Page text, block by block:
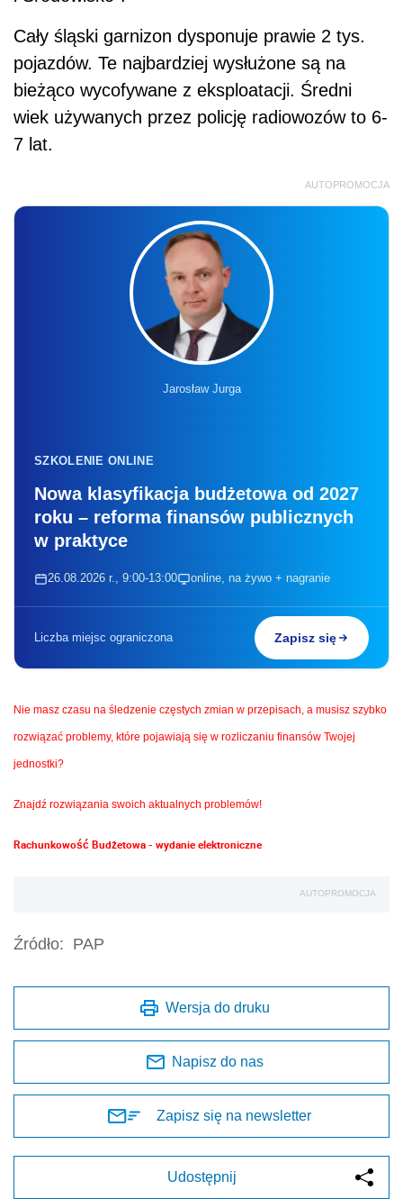
Cały śląski garnizon dysponuje prawie 2 tys.
pojazdów. Te najbardziej wysłużone są na
bieżąco wycofywane z eksploatacji. Średni
wiek używanych przez policję radiowozów to 6-
7 lat.
AUTOPROMOCJA
Jarosław Jurga
SZKOLENIE ONLINE
Nowa klasyfikacja budżetowa od 2027
roku – reforma finansów publicznych
w praktyce
26.08.2026 r., 9:00-13:00 online, na żywo + nagranie
Liczba miejsc ograniczona Zapisz się
Nie masz czasu na śledzenie częstych zmian w przepisach, a musisz szybko
rozwiązać problemy, które pojawiają się w rozliczaniu finansów Twojej
jednostki?
Znajdź rozwiązania swoich aktualnych problemów!
Rachunkowość Budżetowa - wydanie elektroniczne
AUTOPROMOCJA
Źródło: PAP
Wersja do druku
Napisz do nas
Zapisz się na newsletter
Udostępnij